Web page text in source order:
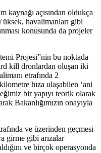
açısından oldukça
havalimanları gibi
konusunda da projeler
Projesi”nin bu noktada
kill dronlardan oluşan iki
etrafında 2
hıza ulaşabilen ‘ani
bir yapıyı teorik olarak
Bakanlığımızın onayıyla
ve üzerinden geçmesi
girme gibi arızalar
ve birçok operasyonda